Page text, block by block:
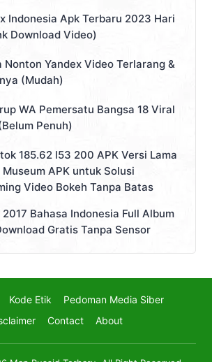
Indonesia Apk Terbaru 2023 Hari
Download Video)
Nonton Yandex Video Terlarang &
(Mudah)
WA Pemersatu Bangsa 18 Viral
Penuh)
185.62 l53 200 APK Versi Lama
Museum APK untuk Solusi
Video Bokeh Tanpa Batas
2017 Bahasa Indonesia Full Album
Gratis Tanpa Sensor
Kode Etik
Pedoman Media Siber
Contact About